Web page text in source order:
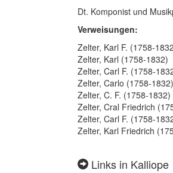
Dt. Komponist und
Verweisungen:
Zelter, Karl F. (1758-
Zelter, Karl (1758-1832)
Zelter, Carl F. (1758-
Zelter, Carlo (1758-1832)
Zelter, C. F. (1758-1832)
Zelter, Cral Friedrich
Zelter, Carl F. (1758-
Zelter, Karl Friedrich
Links in Kalliope